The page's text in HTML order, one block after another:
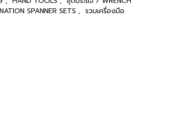
SPANNER SETS , รวมเครื่องมือ